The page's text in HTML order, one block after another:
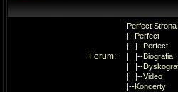
Forum: